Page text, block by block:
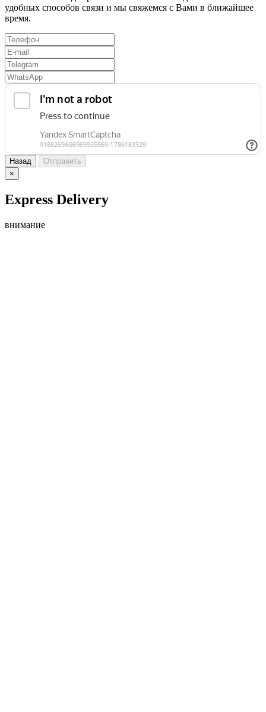
удобных способов связи и мы свяжемся с Вами в ближайшее
время.
Назад
Отправить
×
Express Delivery
внимание